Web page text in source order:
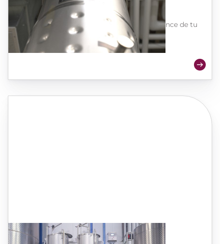
Obtén fermentos de alta calidad, sin
complicaciones y con grandes ahorros.
Ecolys®, fermentaciones eficientes al alcance de tu
mano.
Ecolys® Cerveza